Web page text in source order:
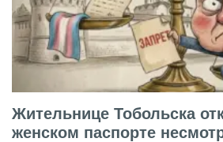
Жительнице Тобольска
женском паспорте